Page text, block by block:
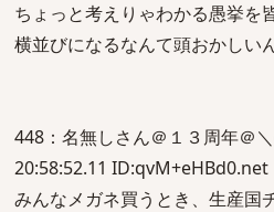
ちょっと考えりゃわかる愚挙を
横並びになるなんて頭おかしい
448：名無しさん＠１３周年＠
20:58:52.11 ID:qvM+eHBd0.net
みんなメガネ買うとき、生産国